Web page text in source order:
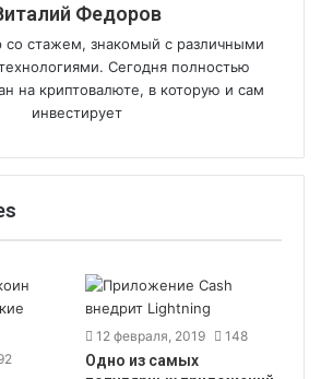
Федоров
со стажем, знакомый с различными
Сегодня полностью
на криптовалюте, в которую и сам
инвестирует
12 февраля, 2019 148
Одно из самых